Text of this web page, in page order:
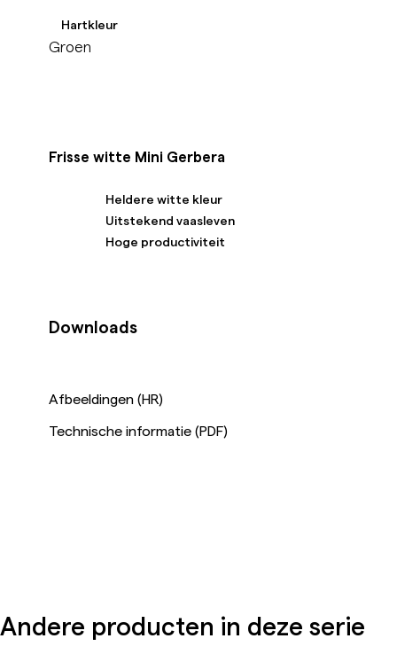
Hartkleur
Groen
Frisse witte Mini Gerbera
Heldere witte kleur
Uitstekend vaasleven
Hoge productiviteit
Downloads
Afbeeldingen (HR)
Technische informatie (PDF)
Andere producten in deze serie